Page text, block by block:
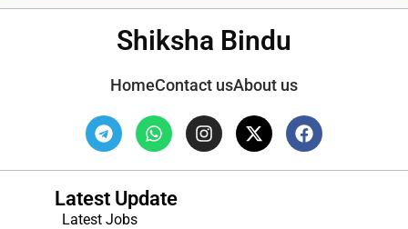
Shiksha Bindu
HomeContact usAbout us
Latest Update
Latest Jobs